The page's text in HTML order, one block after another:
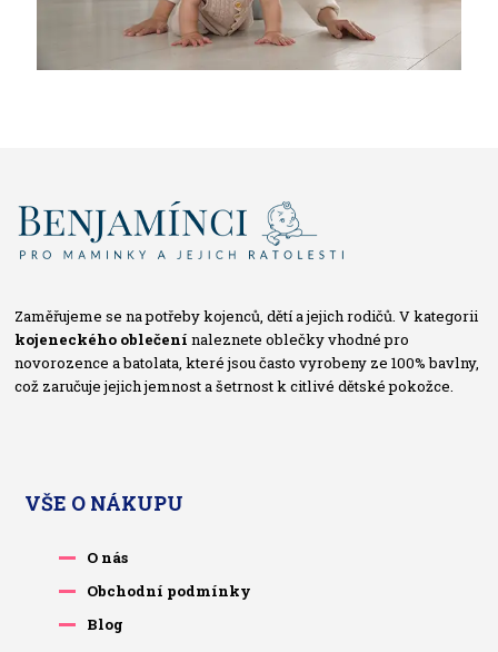
Zaměřujeme se na potřeby kojenců, dětí a jejich rodičů. V kategorii
kojeneckého oblečení naleznete oblečky vhodné pro
novorozence a batolata, které jsou často vyrobeny ze 100% bavlny,
což zaručuje jejich jemnost a šetrnost k citlivé dětské pokožce.
VŠE O NÁKUPU
O nás
Obchodní podmínky
Blog